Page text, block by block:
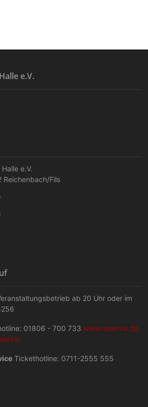
e.V.
e.V.
Reichenbach/Fils
ab 20 Uhr oder im
01806 - 700 733 www.reservix.de
Tickethotline: 0711-2555 555